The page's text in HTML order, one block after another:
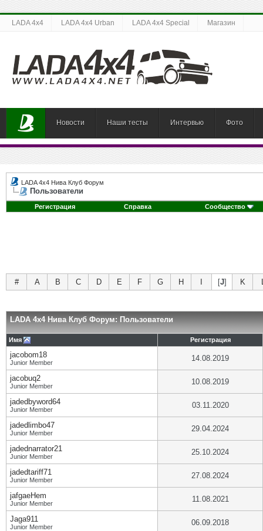
LADA 4x4 LADA 4x4 Urban LADA 4x4 Special Магазин
Новости Наши тесты Интервью Фото
LADA 4x4 Нива Клуб Форум
Пользователи
Регистрация Справка Сообщество
# A B C D E F G H [J] K
LADA 4x4 Нива Клуб Форум: Пользователи
Имя Регистрация
jacobom18
Junior Member 14.08.2019
jacobuq2
Junior Member 10.08.2019
jadedbyword64
Junior Member 03.11.2020
jadedlimbo47
Junior Member 29.04.2024
jadednarrator21
Junior Member 25.10.2024
jadedtariff71
Junior Member 27.08.2024
jafgaeHem
Junior Member 11.08.2021
Jaga911
Junior Member 06.09.2018